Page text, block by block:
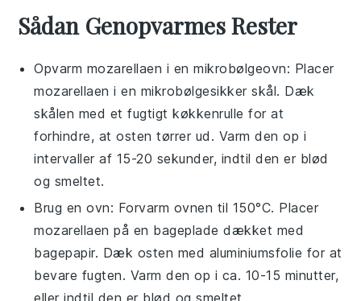
Sådan Genopvarmes Rester
Opvarm mozarellaen i en mikrobølgeovn: Placer
mozarellaen i en mikrobølgesikker skål. Dæk
skålen med et fugtigt køkkenrulle for at
forhindre, at osten tørrer ud. Varm den op i
intervaller af 15-20 sekunder, indtil den er blød
og smeltet.
Brug en ovn: Forvarm ovnen til 150°C. Placer
mozarellaen på en bageplade dækket med
bagepapir. Dæk osten med aluminiumsfolie for at
bevare fugten. Varm den op i ca. 10-15 minutter,
eller indtil den er blød og smeltet.